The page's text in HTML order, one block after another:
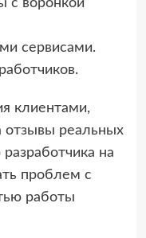
с воронкой
сервисами.
клиентами,
отзывы реальных
на
проблем с
работы